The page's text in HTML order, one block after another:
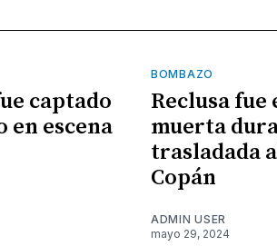
captado
en escena
BOMBAZO
Reclusa
muerta
trasladada
Copán
ADMIN USER
mayo 29, 2024